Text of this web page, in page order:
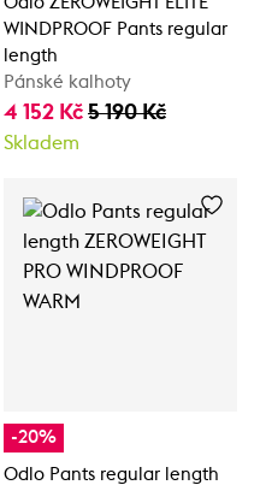
WINDPROOF Pants regular
length
Pánské kalhoty
4 152 Kč 5 190 Kč
Skladem
-20%
Odlo Pants regular length